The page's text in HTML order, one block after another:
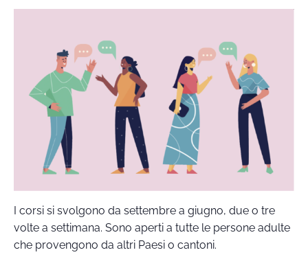
I corsi si svolgono da settembre a giugno, due o tre
volte a settimana. Sono aperti a tutte le persone adulte
che provengono da altri Paesi o cantoni.